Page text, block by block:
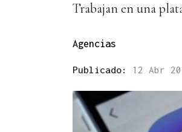
Trabajan en una
Agencias
Publicado: 12 Abr